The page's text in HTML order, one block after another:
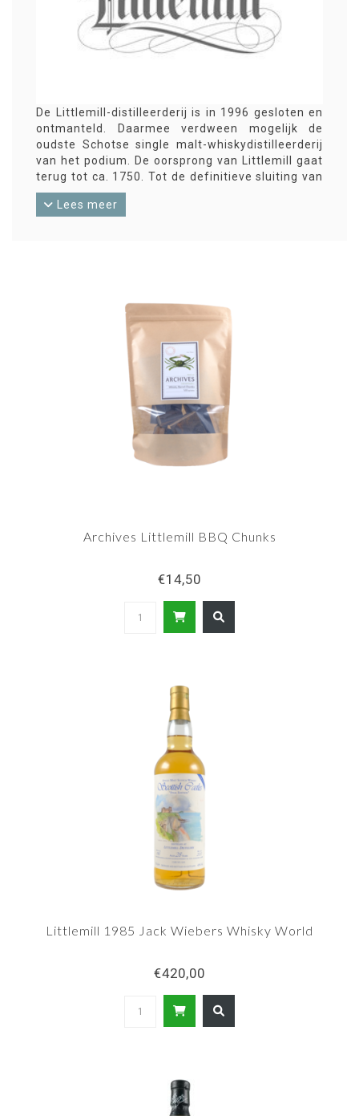
De Littlemill-distilleerderij is in 1996 gesloten en
ontmanteld. Daarmee verdween mogelijk de
oudste Schotse single malt-whiskydistilleerderij
van het podium. De oorsprong van Littlemill gaat
terug tot ca. 1750. Tot de definitieve sluiting van
de in de Lowlands gelegen distilleerderij waren er
flink wat eigenaarswisselingen.
Lees meer
Archives Littlemill BBQ Chunks
€14,50
Littlemill 1985 Jack Wiebers Whisky World
€420,00